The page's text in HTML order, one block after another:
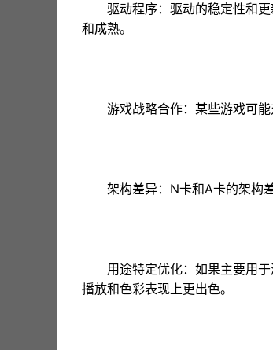
驱动程序：驱动的稳定性和
和成熟。
游戏战略合作：某些游戏可
架构差异：N卡和A卡的架构
用途特定优化：如果主要用
播放和色彩表现上更出色。